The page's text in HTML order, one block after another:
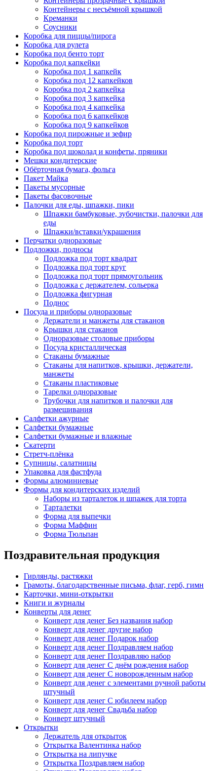
Контейнеры с несъёмной крышкой
Креманки
Соусники
Коробка для пиццы/пирога
Коробка для рулета
Коробка под бенто торт
Коробка под капкейки
Коробка под 1 капкейк
Коробка под 12 капкейков
Коробка под 2 капкейка
Коробка под 3 капкейка
Коробка под 4 капкейка
Коробка под 6 капкейков
Коробка под 9 капкейков
Коробка под пирожные и зефир
Коробка под торт
Коробка под шоколад и конфеты, пряники
Мешки кондитерские
Обёрточная бумага, фольга
Пакет Майка
Пакеты мусорные
Пакеты фасовочные
Палочки для еды, шпажки, пики
Шпажки бамбуковые, зубочистки, палочки для
еды
Шпажки/вставки/украшения
Перчатки одноразовые
Подложки, подносы
Подложка под торт квадрат
Подложка под торт круг
Подложка под торт прямоугольник
Подложка с держателем, сольерка
Подложка фигурная
Поднос
Посуда и приборы одноразовые
Держатели и манжеты для стаканов
Крышки для стаканов
Одноразовые столовые приборы
Посуда кристаллическая
Стаканы бумажные
Стаканы для напитков, крышки, держатели,
манжеты
Стаканы пластиковые
Тарелки одноразовые
Трубочки для напитков и палочки для
размешивания
Салфетки ажурные
Салфетки бумажные
Салфетки бумажные и влажные
Скатерти
Стретч-плёнка
Супницы, салатницы
Упаковка для фастфуда
Формы алюминиевые
Формы для кондитерских изделий
Наборы из тарталеток и шпажек для торта
Тарталетки
Форма для выпечки
Форма Маффин
Форма Тюльпан
Поздравительная продукция
Гирлянды, растяжки
Грамоты, благодарственные письма, флаг, герб, гимн
Карточки, мини-открытки
Книги и журналы
Конверты для денег
Конверт для денег Без названия набор
Конверт для денег другие набор
Конверт для денег Подарок набор
Конверт для денег Поздравляем набор
Конверт для денег Поздравляю набор
Конверт для денег С днём рождения набор
Конверт для денег С новорожденным набор
Конверт для денег с элементами ручной работы
штучный
Конверт для денег С юбилеем набор
Конверт для денег Свадьба набор
Конверт штучный
Открытки
Держатель для открыток
Открытка Валентинка набор
Открытка на липучке
Открытка Поздравляем набор